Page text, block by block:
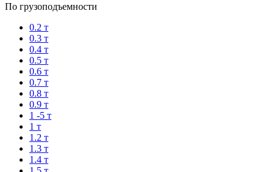
По грузоподъемности
0.2 т
0.3 т
0.4 т
0.5 т
0.6 т
0.7 т
0.8 т
0.9 т
1 -5 т
1 т
1.2 т
1.3 т
1.4 т